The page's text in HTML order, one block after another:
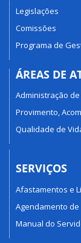
Legislações
Comissões
Programa de
ÁREAS DE
Administração
Provimento,
Qualidade de
SERVIÇOS
Afastamentos e
Agendamento de
Manual do